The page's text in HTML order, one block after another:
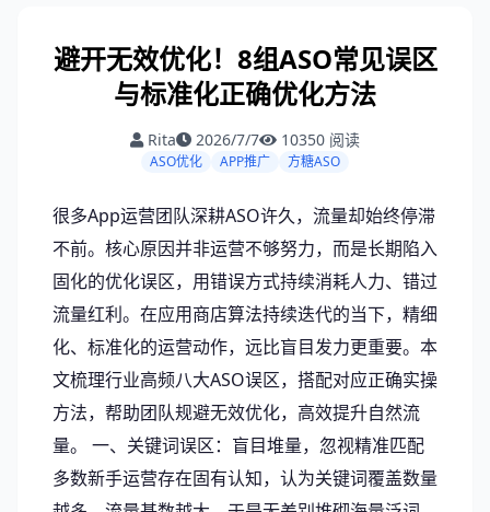
避开无效优化！8组ASO常见误区
与标准化正确优化方法
Rita 2026/7/7 10350 阅读
ASO优化 APP推广 方糖ASO
很多App运营团队深耕ASO许久，流量却始终停滞
不前。核心原因并非运营不够努力，而是长期陷入
固化的优化误区，用错误方式持续消耗人力、错过
流量红利。在应用商店算法持续迭代的当下，精细
化、标准化的运营动作，远比盲目发力更重要。本
文梳理行业高频八大ASO误区，搭配对应正确实操
方法，帮助团队规避无效优化，高效提升自然流
量。 一、关键词误区：盲目堆量，忽视精准匹配
多数新手运营存在固有认知，认为关键词覆盖数量